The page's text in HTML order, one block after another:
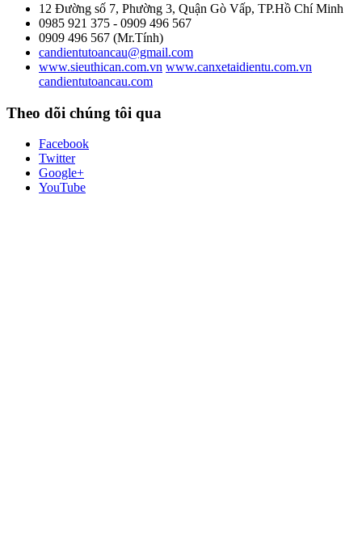
12 Đường số 7, Phường 3, Quận Gò Vấp, TP.Hồ Chí Minh
0985 921 375 - 0909 496 567
0909 496 567 (Mr.Tính)
candientutoancau@gmail.com
www.sieuthican.com.vn www.canxetaidientu.com.vn
candientutoancau.com
Theo dõi chúng tôi qua
Facebook
Twitter
Google+
YouTube